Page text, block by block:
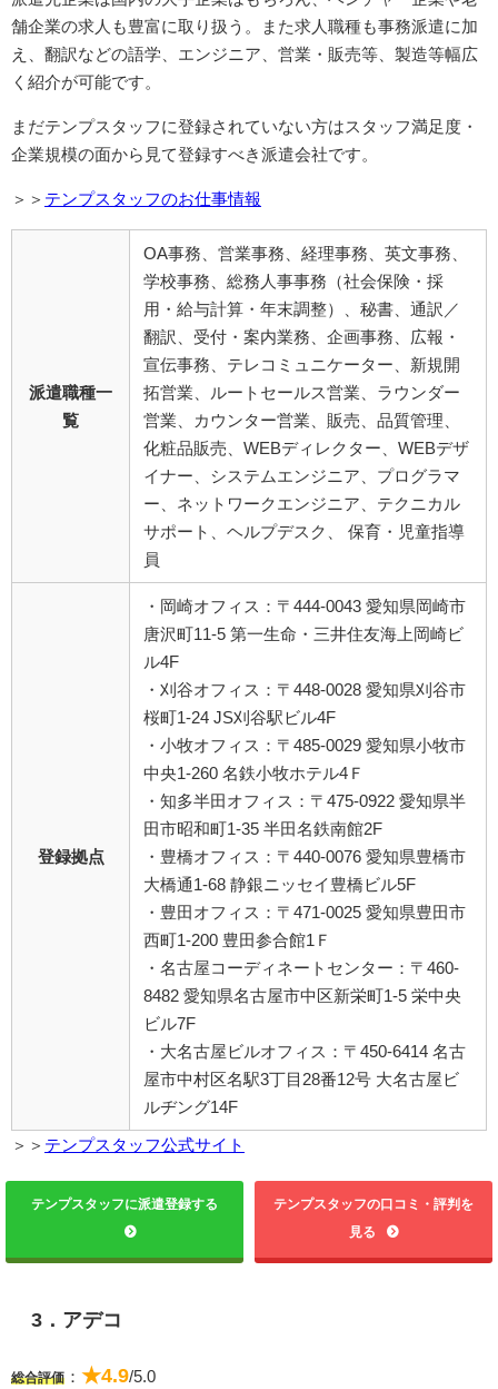
舗企業の求人も豊富に取り扱う。また求人職種も事務派遣に加
え、翻訳などの語学、エンジニア、営業・販売等、製造等幅広
く紹介が可能です。
まだテンプスタッフに登録されていない方はスタッフ満足度・
企業規模の面から見て登録すべき派遣会社です。
＞＞ テンプスタッフのお仕事情報
派遣職種一
覧
OA事務、営業事務、経理事務、英文事務、
学校事務、総務人事事務（社会保険・採
用・給与計算・年末調整）、秘書、通訳／
翻訳、受付・案内業務、企画事務、広報・
宣伝事務、テレコミュニケーター、新規開
拓営業、ルートセールス営業、ラウンダー
営業、カウンター営業、販売、品質管理、
化粧品販売、WEBディレクター、WEBデザ
イナー、システムエンジニア、プログラマ
ー、ネットワークエンジニア、テクニカル
サポート、ヘルプデスク、 保育・児童指導
員
登録拠点
・岡崎オフィス：〒444-0043 愛知県岡崎市
唐沢町11-5 第一生命・三井住友海上岡崎ビ
ル4F
・刈谷オフィス：〒448-0028 愛知県刈谷市
桜町1-24 JS刈谷駅ビル4F
・小牧オフィス：〒485-0029 愛知県小牧市
中央1-260 名鉄小牧ホテル4Ｆ
・知多半田オフィス：〒475-0922 愛知県半
田市昭和町1-35 半田名鉄南館2F
・豊橋オフィス：〒440-0076 愛知県豊橋市
大橋通1-68 静銀ニッセイ豊橋ビル5F
・豊田オフィス：〒471-0025 愛知県豊田市
西町1-200 豊田参合館1Ｆ
・名古屋コーディネートセンター：〒460-
8482 愛知県名古屋市中区新栄町1-5 栄中央
ビル7F
・大名古屋ビルオフィス：〒450-6414 名古
屋市中村区名駅3丁目28番12号 大名古屋ビ
ルヂング14F
＞＞ テンプスタッフ公式サイト
テンプスタッフに派遣登録する テンプスタッフの口コミ・評判を
見る
3．アデコ
総合評価 ： ★4.9/5.0